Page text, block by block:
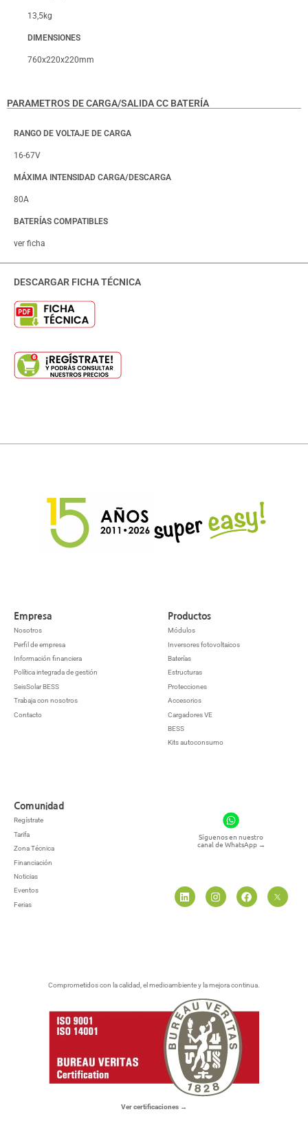
13,5kg
DIMENSIONES
760x220x220mm
PARAMETROS DE CARGA/SALIDA CC BATERÍA
RANGO DE VOLTAJE DE CARGA
16-67V
MÁXIMA INTENSIDAD CARGA/DESCARGA
80A
BATERÍAS COMPATIBLES
ver ficha
DESCARGAR FICHA TÉCNICA
Empresa
Nosotros
Perfil de empresa
Información financiera
Política integrada de gestión
SeisSolar BESS
Trabaja con nosotros
Contacto
Productos
Módulos
Inversores fotovoltaicos
Baterías
Estructuras
Protecciones
Accesorios
Cargadores VE
BESS
Kits autoconsumo
Comunidad
Regístrate
Tarifa
Zona Técnica
Financiación
Noticias
Eventos
Ferias
Síguenos en nuestro
canal de WhatsApp →
Comprometidos con la calidad, el medioambiente y la mejora continua.
Ver certificaciones →